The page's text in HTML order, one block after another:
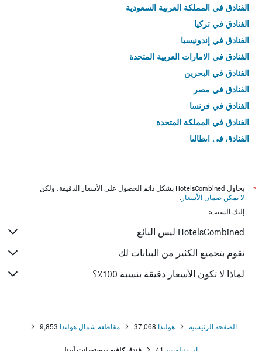
الفنادق في المملكة العربية السعودية
الفنادق في تركيا
الفنادق في إندونيسيا
الفنادق في الامارات العربية المتحدة
الفنادق في البحرين
الفنادق في مصر
الفنادق في فرنسا
الفنادق في المملكة المتحدة
الفنادق في إيطاليا
*
يحاول HotelsCombined بشكل دائم الحصول على الأسعار الدقيقة، ولكن
لا يمكن ضمان الأسعار .
إليك السبب:
HotelsCombined ليس البائع
نقوم بتجميع الكثير من البيانات لك
لماذا لا تكون الأسعار دقيقة بنسبة 100٪؟
الصفحة الرئيسية هولندا 37,068 مقاطعة شمال هولندا 9,853